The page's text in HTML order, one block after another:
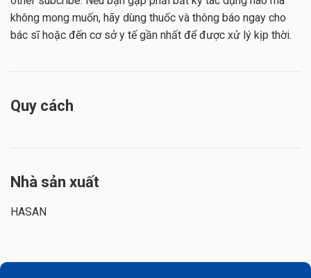
không mong muốn, hãy dùng thuốc và thông báo ngay cho
bác sĩ hoặc đến cơ sở y tế gần nhất để được xử lý kịp thời.
Quy cách
Nhà sản xuất
HASAN